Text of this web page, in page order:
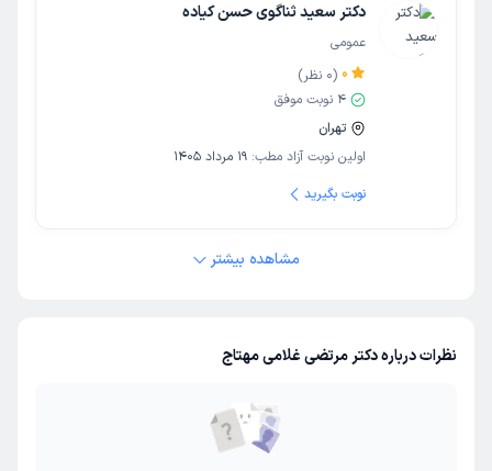
دکتر سعید ثناگوی حسن کیاده
عمومی
0
(
0 نظر)
4 نوبت موفق
تهران
اولین نوبت آزاد مطب: 19 مرداد 1405
نوبت بگیرید
مشاهده بیشتر
نظرات درباره دکتر مرتضی غلامی مهتاج